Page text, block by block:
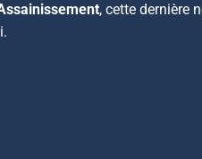
, cette dernière